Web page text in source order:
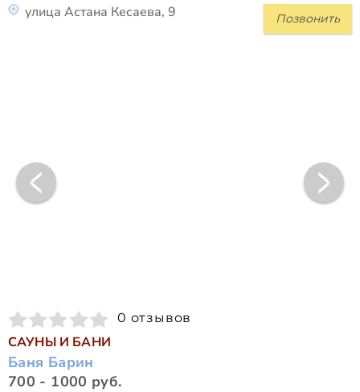
Позвонить
улица Астана Кесаева, 9
0 отзывов
САУНЫ И БАНИ
Баня Барин
700 - 1000 руб.